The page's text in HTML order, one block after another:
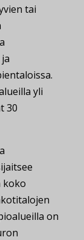
tai
yli
30
koko
on